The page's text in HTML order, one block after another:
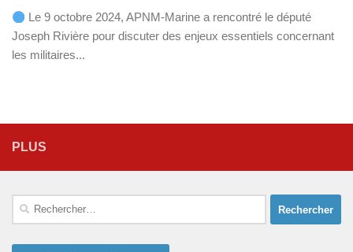
Le 9 octobre 2024, APNM-Marine a rencontré le député
Joseph Rivière pour discuter des enjeux essentiels concernant
les militaires...
PLUS
Rechercher :